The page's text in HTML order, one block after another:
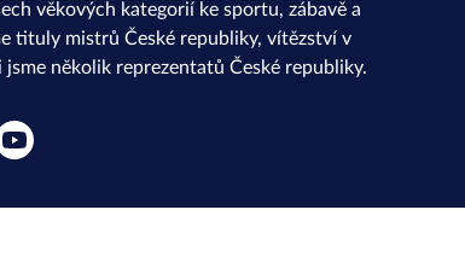
věkových kategorií ke sportu, zábavě a
tituly mistrů České republiky, vítězství v
několik reprezentatů České republiky.
X